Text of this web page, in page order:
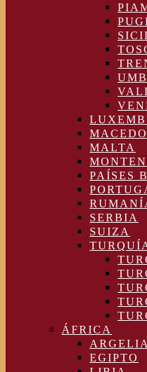
MALTA
PAÍSES
SERBIA
SUIZA
ÁFRICA
ARGELIA
EGIPTO